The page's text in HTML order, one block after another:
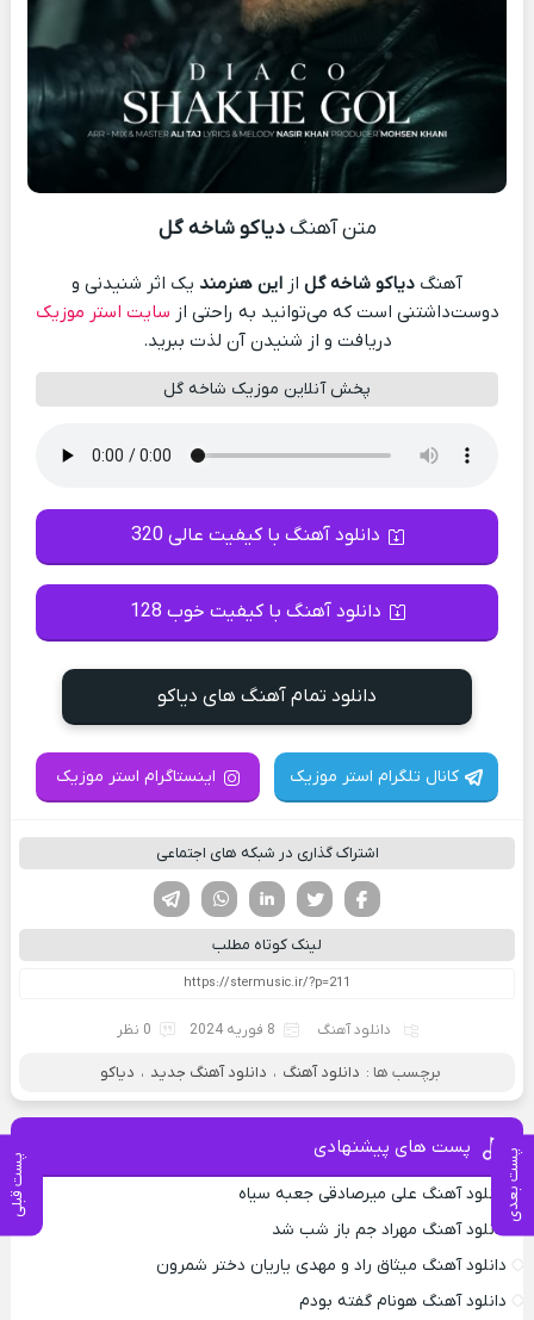
پست بعدی پست قبلی
متن آهنگدیاکو شاخه گل
آهنگ دیاکو شاخه گل از این هنرمند یک اثر شنیدنی و
دوست‌داشتنی است که می‌توانید به راحتی از سایت استر موزیک
دریافت و از شنیدن آن لذت ببرید.
پخش آنلاین موزیک شاخه گل
دانلود آهنگ با کیفیت عالی 320
دانلود آهنگ با کیفیت خوب 128
دانلود تمام آهنگ های دیاکو
کانال تلگرام استر موزیک اینستاگرام استر موزیک
اشتراک گذاری در شبکه های اجتماعی
لینکدین تویتر
فیسوک
لینک کوتاه مطلب
دانلود آهنگ 8 فوریه 2024 0 نظر
برچسب ها : دانلود آهنگ ، دانلود آهنگ جدید ، دیاکو
پست های پیشنهادی
دانلود آهنگ علی میرصادقی جعبه سیاه
دانلود آهنگ مهراد جم باز شب شد
دانلود آهنگ میثاق راد و مهدی یاریان دختر شمرون
دانلود آهنگ هونام گفته بودم